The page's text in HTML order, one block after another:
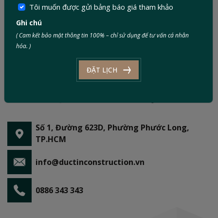
Số 1, Đường 623D, Phường Phước Long,
TP.HCM
info@ductinconstruction.vn
0886 343 343
Tôi muốn được gửi bảng báo giá tham khảo
Ghi chú
( Cam kết bảo mật thông tin 100% – chỉ sử dụng để tư vấn cá nhân
hóa. )
ĐẶT LỊCH